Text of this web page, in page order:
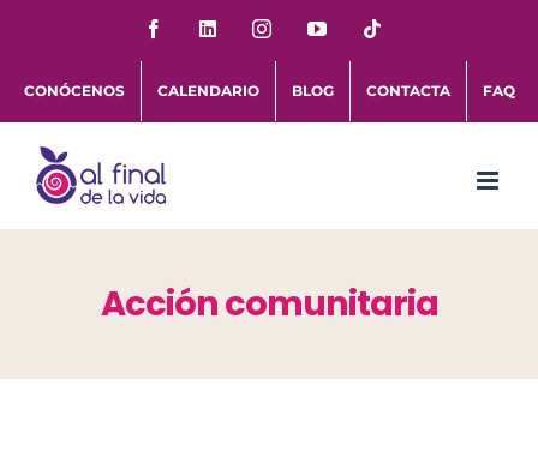
contenido
FacebookLinkedInInstagramYouTube
CONÓCENOS CALENDARIO BLOG CONTACTA FAQ
Acción comunitaria